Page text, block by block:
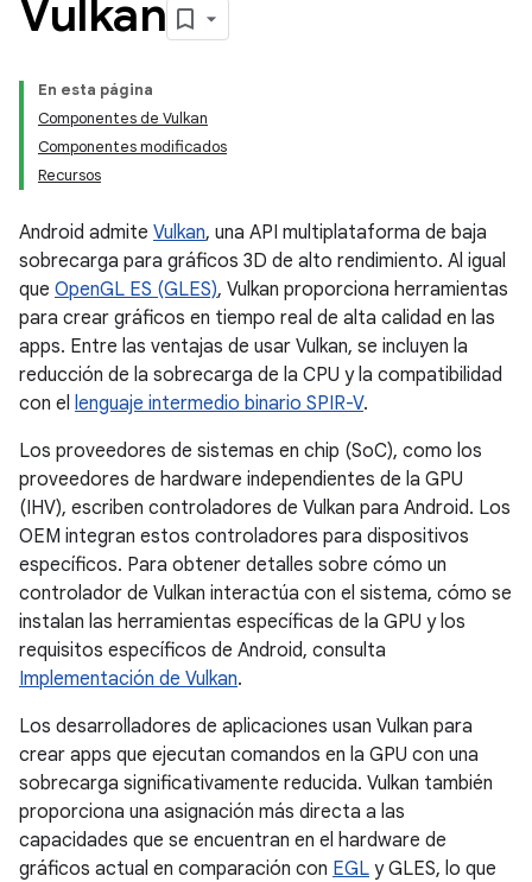
Vulkan
En esta página
Componentes de Vulkan
Componentes modificados
Recursos
Android admite Vulkan, una API multiplataforma de baja
sobrecarga para gráficos 3D de alto rendimiento. Al igual
que OpenGL ES (GLES), Vulkan proporciona herramientas
para crear gráficos en tiempo real de alta calidad en las
apps. Entre las ventajas de usar Vulkan, se incluyen la
reducción de la sobrecarga de la CPU y la compatibilidad
con el lenguaje intermedio binario SPIR-V.
Los proveedores de sistemas en chip (SoC), como los
proveedores de hardware independientes de la GPU
(IHV), escriben controladores de Vulkan para Android. Los
OEM integran estos controladores para dispositivos
específicos. Para obtener detalles sobre cómo un
controlador de Vulkan interactúa con el sistema, cómo se
instalan las herramientas específicas de la GPU y los
requisitos específicos de Android, consulta
Implementación de Vulkan.
Los desarrolladores de aplicaciones usan Vulkan para
crear apps que ejecutan comandos en la GPU con una
sobrecarga significativamente reducida. Vulkan también
proporciona una asignación más directa a las
capacidades que se encuentran en el hardware de
gráficos actual en comparación con EGL y GLES, lo que